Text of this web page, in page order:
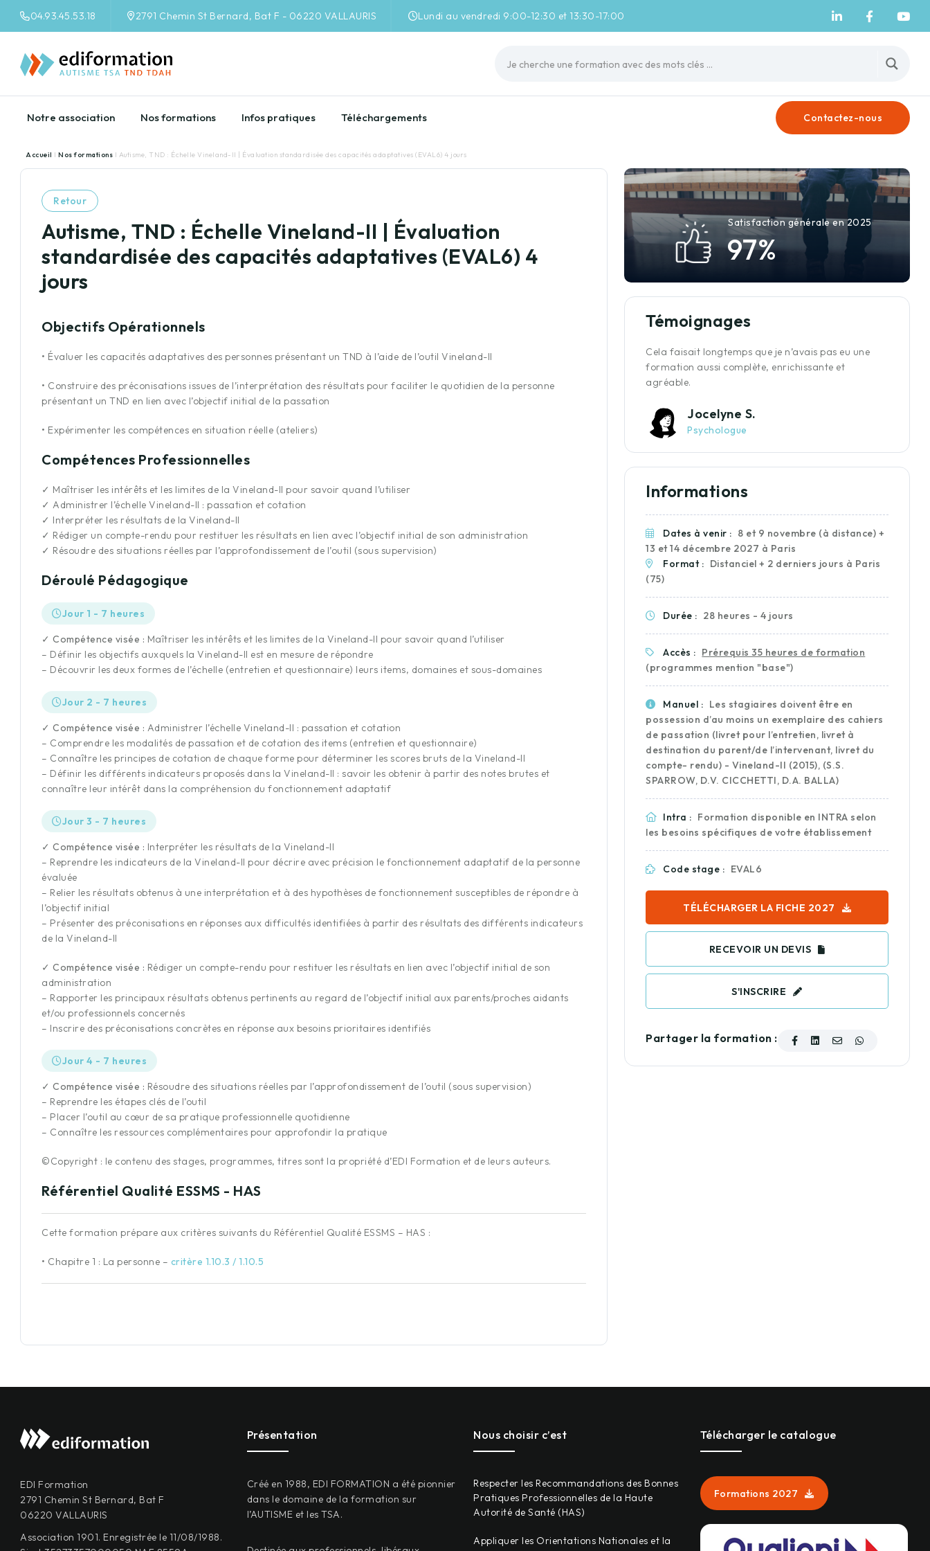
04.93.45.53.18 2791 Chemin St Bernard, Bat F - 06220 VALLAURIS Lundi au vendredi 9:00-12:30 et 13:30-17:00
Notre association Nos formations Infos pratiques Téléchargements Contactez-nous
Accueil I Nos formations I Autisme, TND : Échelle Vineland-II | Évaluation standardisée des capacités adaptatives (EVAL6) 4 jours
Retour
Autisme, TND : Échelle Vineland-II | Évaluation
standardisée des capacités adaptatives (EVAL6) 4
jours
Objectifs Opérationnels
• Évaluer les capacités adaptatives des personnes présentant un TND à l’aide de l’outil Vineland-II
• Construire des préconisations issues de l’interprétation des résultats pour faciliter le quotidien de la personne
présentant un TND en lien avec l’objectif initial de la passation
• Expérimenter les compétences en situation réelle (ateliers)
Compétences Professionnelles
✓ Maîtriser les intérêts et les limites de la Vineland-II pour savoir quand l’utiliser
✓ Administrer l’échelle Vineland-II : passation et cotation
✓ Interpréter les résultats de la Vineland-II
✓ Rédiger un compte-rendu pour restituer les résultats en lien avec l’objectif initial de son administration
✓ Résoudre des situations réelles par l’approfondissement de l’outil (sous supervision)
Déroulé Pédagogique
Jour 1 - 7 heures
✓ Compétence visée : Maîtriser les intérêts et les limites de la Vineland-II pour savoir quand l’utiliser
– Définir les objectifs auxquels la Vineland-II est en mesure de répondre
– Découvrir les deux formes de l’échelle (entretien et questionnaire) leurs items, domaines et sous-domaines
Jour 2 - 7 heures
✓ Compétence visée : Administrer l’échelle Vineland-II : passation et cotation
– Comprendre les modalités de passation et de cotation des items (entretien et questionnaire)
– Connaître les principes de cotation de chaque forme pour déterminer les scores bruts de la Vineland-II
– Définir les différents indicateurs proposés dans la Vineland-II : savoir les obtenir à partir des notes brutes et
connaître leur intérêt dans la compréhension du fonctionnement adaptatif
Jour 3 - 7 heures
✓ Compétence visée : Interpréter les résultats de la Vineland-II
– Reprendre les indicateurs de la Vineland-II pour décrire avec précision le fonctionnement adaptatif de la personne
évaluée
– Relier les résultats obtenus à une interprétation et à des hypothèses de fonctionnement susceptibles de répondre à
l’objectif initial
– Présenter des préconisations en réponses aux difficultés identifiées à partir des résultats des différents indicateurs
de la Vineland-II
✓ Compétence visée : Rédiger un compte-rendu pour restituer les résultats en lien avec l’objectif initial de son
administration
– Rapporter les principaux résultats obtenus pertinents au regard de l’objectif initial aux parents/proches aidants
et/ou professionnels concernés
– Inscrire des préconisations concrètes en réponse aux besoins prioritaires identifiés
Jour 4 - 7 heures
✓ Compétence visée : Résoudre des situations réelles par l’approfondissement de l’outil (sous supervision)
– Reprendre les étapes clés de l’outil
– Placer l’outil au cœur de sa pratique professionnelle quotidienne
– Connaître les ressources complémentaires pour approfondir la pratique
©Copyright : le contenu des stages, programmes, titres sont la propriété d’EDI Formation et de leurs auteurs.
Référentiel Qualité ESSMS - HAS
Cette formation prépare aux critères suivants du Référentiel Qualité ESSMS – HAS :
• Chapitre 1 : La personne – critère 1.10.3 / 1.10.5
Satisfaction générale en 2025
97%
Témoignages
Merci pour cette formation très pointue mais pas
très dynamique, pédagogue,expert dans […]
Psychologue
La formation a pleinement répondu à mes attentes.
expertise dans le domaine […]
Cela faisait longtemps que je n’avais pas eu une
formation aussi complète, enrichissante et
agréable.
Jocelyne S.
Psychologue
Informations
Dates à venir : 8 et 9 novembre (à distance) +
13 et 14 décembre 2027 à Paris
Format : Distanciel + 2 derniers jours à Paris
(75)
Durée : 28 heures - 4 jours
Accès : Prérequis 35 heures de formation
(programmes mention "base")
Manuel : Les stagiaires doivent être en
possession d’au moins un exemplaire des cahiers
de passation (livret pour l’entretien, livret à
destination du parent/de l’intervenant, livret du
compte- rendu) - Vineland-II (2015), (S.S.
SPARROW, D.V. CICCHETTI, D.A. BALLA)
Intra : Formation disponible en INTRA selon
les besoins spécifiques de votre établissement
Code stage : EVAL6
TÉLÉCHARGER LA FICHE 2027
RECEVOIR UN DEVIS
S'INSCRIRE
Partager la formation :
EDI Formation
2791 Chemin St Bernard, Bat F
06220 VALLAURIS
Association 1901. Enregistrée le 11/08/1988.
Présentation
Créé en 1988, EDI FORMATION a été pionnier
dans le domaine de la formation sur
l’AUTISME et les TSA.
Nous choisir c’est
Respecter les Recommandations des Bonnes
Pratiques Professionnelles de la Haute
Autorité de Santé (HAS)
Appliquer les Orientations Nationales et la
Télécharger le catalogue
Formations 2027